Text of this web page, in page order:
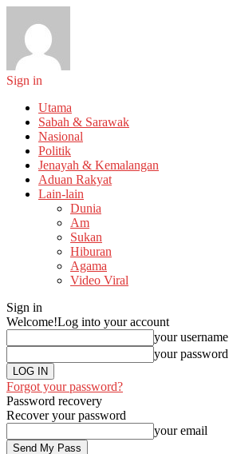
Sign in
Utama
Sabah & Sarawak
Nasional
Politik
Jenayah & Kemalangan
Aduan Rakyat
Lain-lain
Dunia
Am
Sukan
Hiburan
Agama
Video Viral
Sign in
Welcome!Log into your account
your username
your password
Forgot your password?
Password recovery
Recover your password
your email